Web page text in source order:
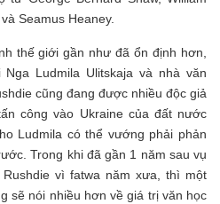
Seamus Heaney.
thế giới gần như đã ổn định hơn,
Ludmila Ulitskaja và nhà văn
cũng đang được nhiều độc giả
công vào Ukraine của đất nước
Ludmila có thể vướng phải phản
Trong khi đã gần 1 năm sau vụ
vì fatwa năm xưa, thì một
sẽ nói nhiều hơn về giá trị văn học